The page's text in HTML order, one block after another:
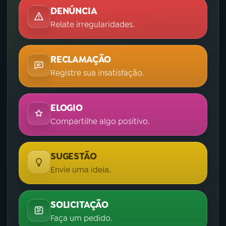
DENÚNCIA
Relate irregularidades.
RECLAMAÇÃO
Registre sua insatisfação.
ELOGIO
Compartilhe algo positivo.
SUGESTÃO
Envie uma ideia.
SOLICITAÇÃO
Faça um pedido.